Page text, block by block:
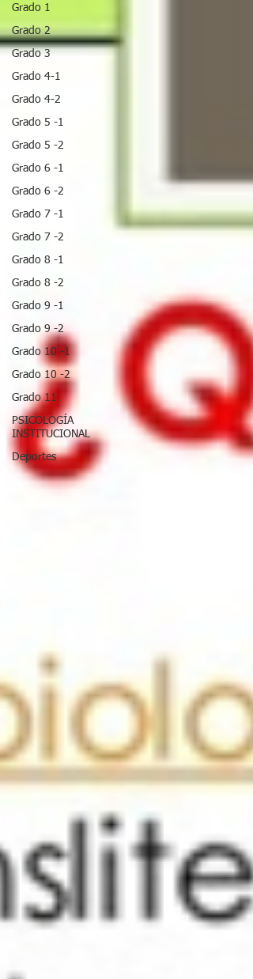
Grado 1
Grado 2
Grado 3
Grado 4-1
Grado 4-2
Grado 5 -1
Grado 5 -2
Grado 6 -1
Grado 6 -2
Grado 7 -1
Grado 7 -2
Grado 8 -1
Grado 8 -2
Grado 9 -1
Grado 9 -2
Grado 10 -1
Grado 10 -2
Grado 11
PSICOLOGÍA
INSTITUCIONAL
Deportes